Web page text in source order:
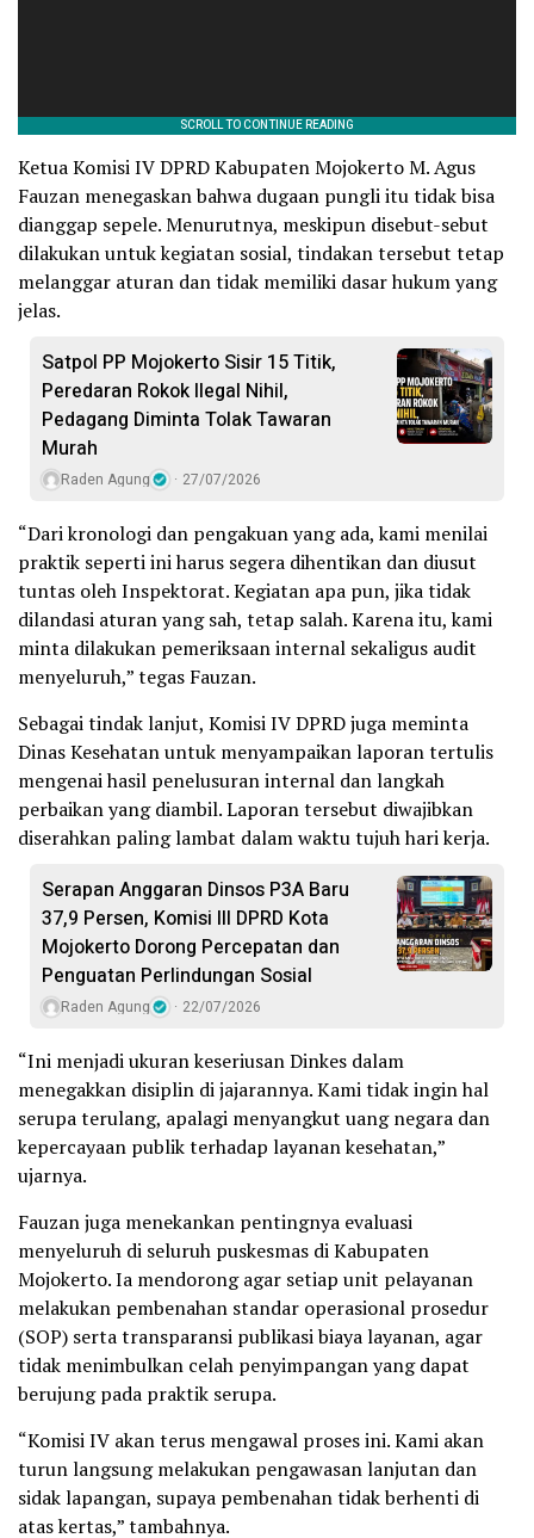
Ketua Komisi IV DPRD Kabupaten Mojokerto M. Agus
Fauzan menegaskan bahwa dugaan pungli itu tidak bisa
dianggap sepele. Menurutnya, meskipun disebut-sebut
dilakukan untuk kegiatan sosial, tindakan tersebut tetap
melanggar aturan dan tidak memiliki dasar hukum yang
jelas.
Satpol PP Mojokerto Sisir 15 Titik,
Peredaran Rokok Ilegal Nihil,
Pedagang Diminta Tolak Tawaran
Murah
Raden Agung 27/07/2026
“Dari kronologi dan pengakuan yang ada, kami menilai
praktik seperti ini harus segera dihentikan dan diusut
tuntas oleh Inspektorat. Kegiatan apa pun, jika tidak
dilandasi aturan yang sah, tetap salah. Karena itu, kami
minta dilakukan pemeriksaan internal sekaligus audit
menyeluruh,” tegas Fauzan.
Sebagai tindak lanjut, Komisi IV DPRD juga meminta
Dinas Kesehatan untuk menyampaikan laporan tertulis
mengenai hasil penelusuran internal dan langkah
perbaikan yang diambil. Laporan tersebut diwajibkan
diserahkan paling lambat dalam waktu tujuh hari kerja.
Serapan Anggaran Dinsos P3A Baru
37,9 Persen, Komisi III DPRD Kota
Mojokerto Dorong Percepatan dan
Penguatan Perlindungan Sosial
Raden Agung 22/07/2026
“Ini menjadi ukuran keseriusan Dinkes dalam
menegakkan disiplin di jajarannya. Kami tidak ingin hal
serupa terulang, apalagi menyangkut uang negara dan
kepercayaan publik terhadap layanan kesehatan,”
ujarnya.
Fauzan juga menekankan pentingnya evaluasi
menyeluruh di seluruh puskesmas di Kabupaten
Mojokerto. Ia mendorong agar setiap unit pelayanan
melakukan pembenahan standar operasional prosedur
(SOP) serta transparansi publikasi biaya layanan, agar
tidak menimbulkan celah penyimpangan yang dapat
berujung pada praktik serupa.
“Komisi IV akan terus mengawal proses ini. Kami akan
turun langsung melakukan pengawasan lanjutan dan
sidak lapangan, supaya pembenahan tidak berhenti di
atas kertas,” tambahnya.